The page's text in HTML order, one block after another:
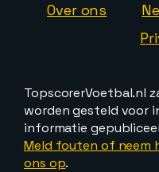
Over ons
TopscorerVoetbal.nl
worden gesteld voor
informatie
Meld fouten of neem
ons op.